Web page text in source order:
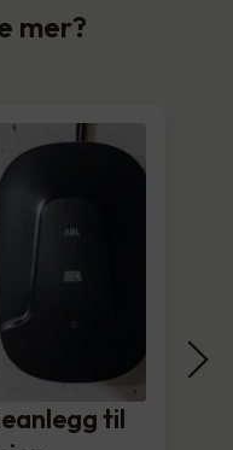
mer?
til